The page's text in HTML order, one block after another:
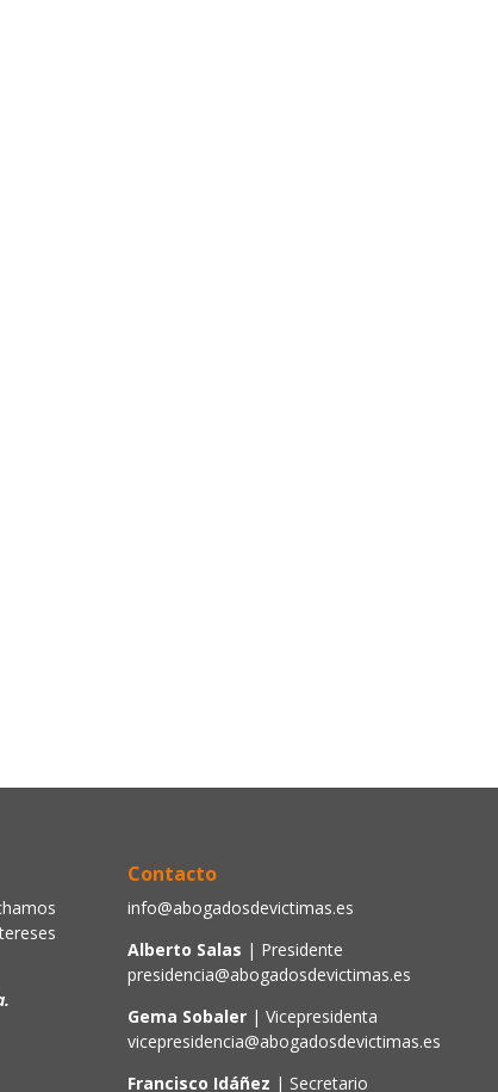
Contacto
info@abogadosdevictimas.es
Alberto Salas | Presidente
presidencia@abogadosdevictimas.es
Gema Sobaler | Vicepresidenta
vicepresidencia@abogadosdevictimas.es
Francisco Idáñez | Secretario